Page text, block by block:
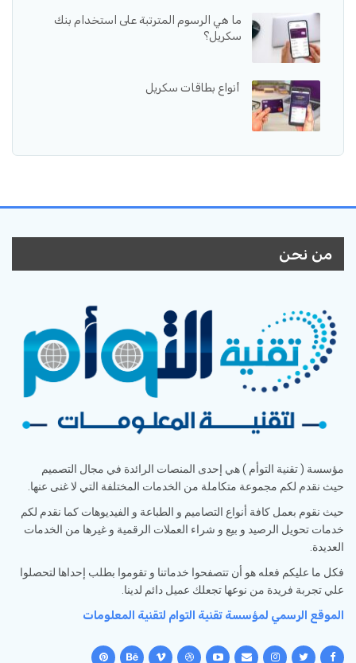
ما هي الرسوم المترتبة على استخدام بنك
سكريل؟
أنواع بطاقات سكريل
من نحن
مؤسسة ( تقنية التوأم ) هي إحدى المنصات الرائدة في مجال التصميم
حيث نقدم لكم مجموعة متكاملة من الخدمات المختلفة التي لا غنى عنها.
حيث نقوم بعمل كافة أنواع التصاميم و الطباعة و الفيديوهات كما نقدم لكم
خدمات تحويل الرصيد و بيع و شراء العملات الرقمية و غيرها من الخدمات
العديدة.
فكل ما عليكم فعله هو أن تتصفحوا خدماتنا و تقوموا بطلب إحداها لتحصلوا
علي تجربة فريدة من نوعها تجعلك عميل دائم لدينا.
الموقع الرسمي لمؤسسة تقنية التوام لتقنية المعلومات